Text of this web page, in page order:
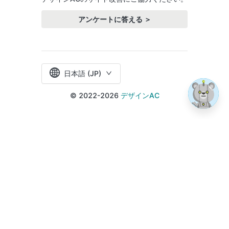
アンケートに答える ＞
日本語 (JP)
© 2022-2026 デザインAC